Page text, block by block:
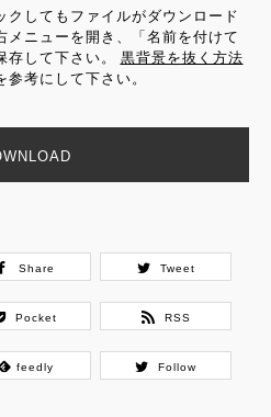
クしてもファイルがダウンロード
メニューを開き、「名前を付けて
して下さい。
黒背景を抜く方法
考にして下さい。
Share Tweet
Pocket RSS
feedly Follow